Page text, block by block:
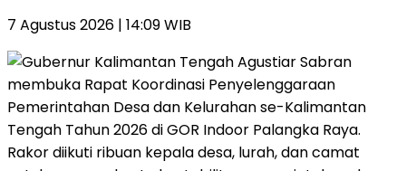
7 Agustus 2026 | 14:09 WIB